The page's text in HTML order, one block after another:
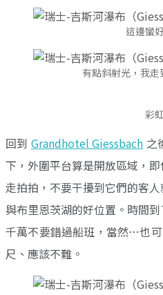
這邊蠻
有點斜射光，我
彩虹
回到 Grandhotel Giessbach 之
下，外圍平台算是開放區域，
走拍拍，不要干擾到它們的客
與布里恩茨湖的好位置。時間
千萬不要錯過船班，當然…也
尺、應該不難。